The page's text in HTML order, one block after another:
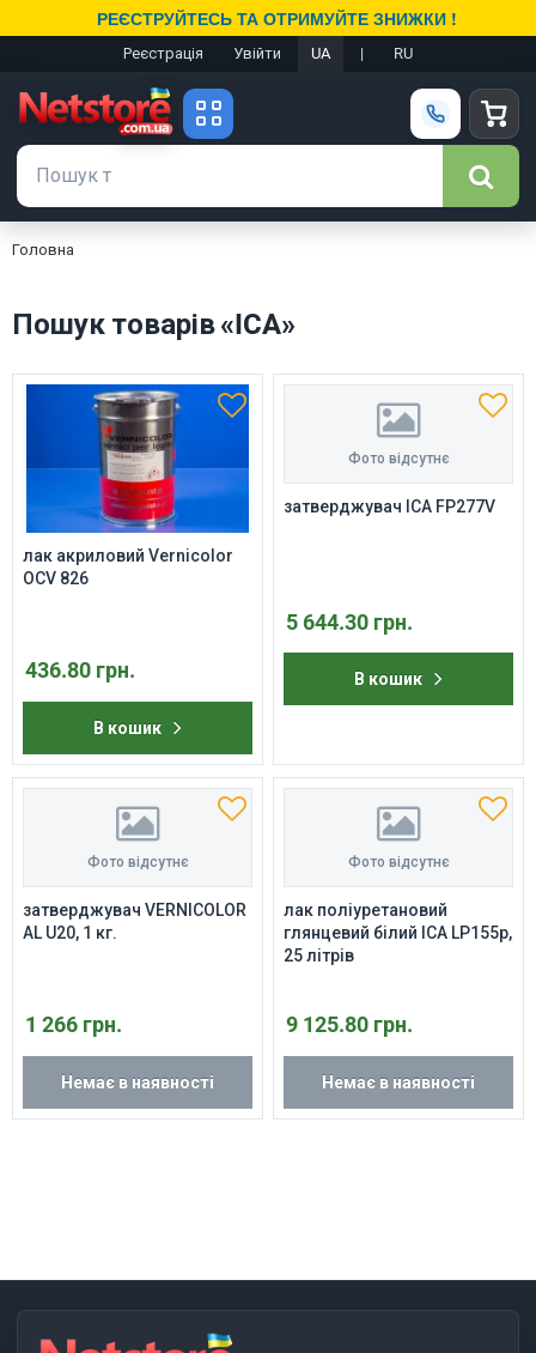
РЕЄСТРУЙТЕСЬ ТА ОТРИМУЙТЕ ЗНИЖКИ !
Реєстрація Увійти UA | RU
Головна
Пошук товарів «ICA»
лак акриловий Vernicolor
OCV 826
436.80 грн.
В кошик
Фото відсутнє
затверджувач ICA FP277V
5 644.30 грн.
В кошик
Фото відсутнє
затверджувач VERNICOLOR
AL U20, 1 кг.
1 266 грн.
Немає в наявності
Фото відсутнє
лак поліуретановий
глянцевий білий ICA LP155p,
25 літрів
9 125.80 грн.
Немає в наявності